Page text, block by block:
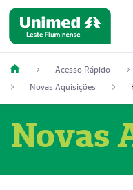
Acesso Rápido
Novas Aquisições
Novas